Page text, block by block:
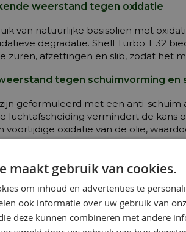
weerstand tegen oxidatie
van natuurlijke basisoliën met
degradatie. Shell Turbo T 32
zuren, afzettingen en slib, zodat het
tegen schuimvorming en
geformuleerd met een anti-
luchtafscheiding vermindert de
voortijdige oxidatie van de olie,
demulgerende eigenschappen
is in stoomturbines, te
slijtage en ·ongeplande onderhoud
bescherming tegen roest en
maakt gebruik van cookies.
om inhoud en advertenties te
ook informatie over uw gebruik van
deze kunnen combineren met andere